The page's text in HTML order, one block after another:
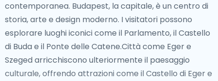
contemporanea. Budapest, la capitale, è un centro di
storia, arte e design moderno. I visitatori possono
esplorare luoghi iconici come il Parlamento, il Castello
di Buda e il Ponte delle Catene.Città come Eger e
Szeged arricchiscono ulteriormente il paesaggio
culturale, offrendo attrazioni come il Castello di Eger e